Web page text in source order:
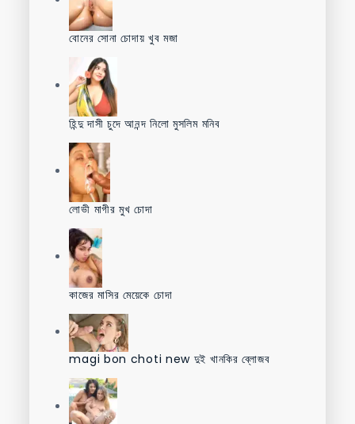
বোনের সোনা চোদায় খুব মজা
হিন্দু দাসী চুদে আনন্দ নিলো মুসলিম মনিব
লোভী মাগীর মুখ চোদা
কাজের মাসির মেয়েকে চোদা
magi bon choti new দুই খানকির ব্লোজব